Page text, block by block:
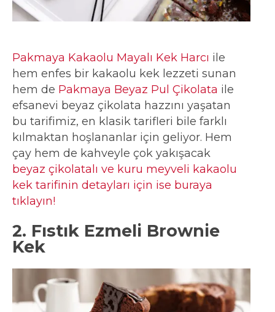
Pakmaya Kakaolu Mayalı Kek Harcı ile
hem enfes bir kakaolu kek lezzeti sunan
hem de Pakmaya Beyaz Pul Çikolata ile
efsanevi beyaz çikolata hazzını yaşatan
bu tarifimiz, en klasik tarifleri bile farklı
kılmaktan hoşlananlar için geliyor. Hem
çay hem de kahveyle çok yakışacak
beyaz çikolatalı ve kuru meyveli kakaolu
kek tarifinin detayları için ise buraya
tıklayın!
2. Fıstık Ezmeli Brownie
Kek